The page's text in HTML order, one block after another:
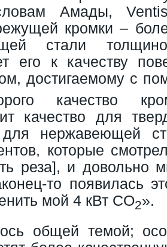
Амады, Ventis
кромки –
стали
его к качеству
достигаемому с
качество
качество для
для нержавеющей
которые
реза], и довольно
то появилась
мой 4 кВт CO2».
общей темой;